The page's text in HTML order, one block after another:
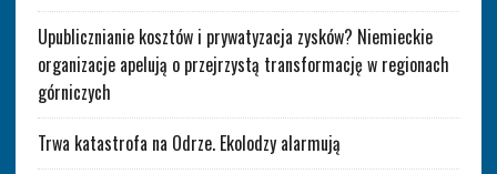
Upublicznianie kosztów i prywatyzacja zysków? Niemieckie
organizacje apelują o przejrzystą transformację w regionach
górniczych
Trwa katastrofa na Odrze. Ekolodzy alarmują